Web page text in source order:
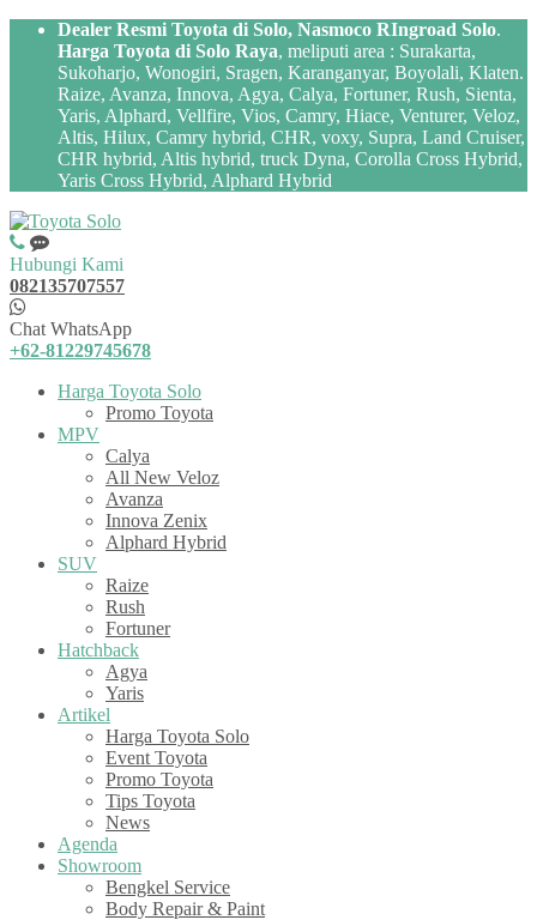
Dealer Resmi Toyota di Solo, Nasmoco RIngroad Solo.
Harga Toyota di Solo Raya, meliputi area : Surakarta,
Sukoharjo, Wonogiri, Sragen, Karanganyar, Boyolali, Klaten.
Raize, Avanza, Innova, Agya, Calya, Fortuner, Rush, Sienta,
Yaris, Alphard, Vellfire, Vios, Camry, Hiace, Venturer, Veloz,
Altis, Hilux, Camry hybrid, CHR, voxy, Supra, Land Cruiser,
CHR hybrid, Altis hybrid, truck Dyna, Corolla Cross Hybrid,
Yaris Cross Hybrid, Alphard Hybrid
Hubungi Kami
082135707557
Chat WhatsApp
+62-81229745678
Harga Toyota Solo
Promo Toyota
MPV
Calya
All New Veloz
Avanza
Innova Zenix
Alphard Hybrid
SUV
Raize
Rush
Fortuner
Hatchback
Agya
Yaris
Artikel
Harga Toyota Solo
Event Toyota
Promo Toyota
Tips Toyota
News
Agenda
Showroom
Bengkel Service
Body Repair & Paint